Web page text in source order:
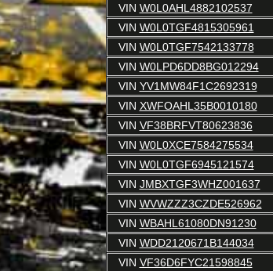
VIN W0L0AHL4882102537
VIN W0L0TGF4815305961
VIN W0L0TGF7542133778
VIN W0LPD6DD8BG012294
VIN YV1MW84F1C2692319
VIN XWFOAHL35B0010180
VIN VF38BRFVT80623836
VIN W0L0XCE7584275534
VIN W0L0TGF6945121574
VIN JMBXTGF3WHZ001637
VIN WVWZZZ3CZDE526962
VIN WBAHL61080DN91230
VIN WDD2120671B144034
VIN VF36D6FYC21598845